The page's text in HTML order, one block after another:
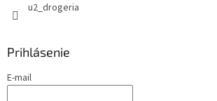
u2_drogeria
Prihlásenie
E-mail